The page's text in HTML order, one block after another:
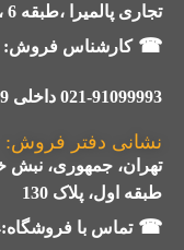
تجاری پالمیرا ،طبقه 6 ،واحد 605
☎کارشناس فروش:
021-91099993 داخلی 439
نشانی دفتر فروش:
طبقه اول، پلاک 130
☎تماس با فروشگاه:09057908484